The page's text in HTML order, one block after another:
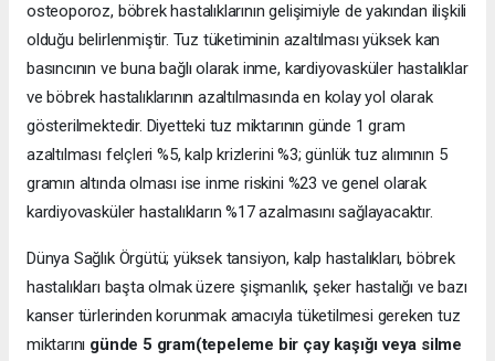
osteoporoz, böbrek hastalıklarının gelişimiyle de yakından ilişkili
olduğu belirlenmiştir. Tuz tüketiminin azaltılması yüksek kan
basıncının ve buna bağlı olarak inme, kardiyovasküler hastalıklar
ve böbrek hastalıklarının azaltılmasında en kolay yol olarak
gösterilmektedir. Diyetteki tuz miktarının günde 1 gram
azaltılması felçleri %5, kalp krizlerini %3; günlük tuz alımının 5
gramın altında olması ise inme riskini %23 ve genel olarak
kardiyovasküler hastalıkların %17 azalmasını sağlayacaktır.
Dünya Sağlık Örgütü; yüksek tansiyon, kalp hastalıkları, böbrek
hastalıkları başta olmak üzere şişmanlık, şeker hastalığı ve bazı
kanser türlerinden korunmak amacıyla tüketilmesi gereken tuz
miktarını günde 5 gram(tepeleme bir çay kaşığı veya silme